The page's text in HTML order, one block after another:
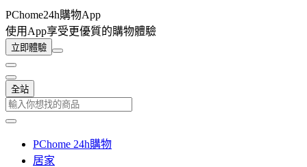
PChome24h購物App
使用App享受更優質的購物體驗
立即體驗
全站
PChome 24h購物
居家